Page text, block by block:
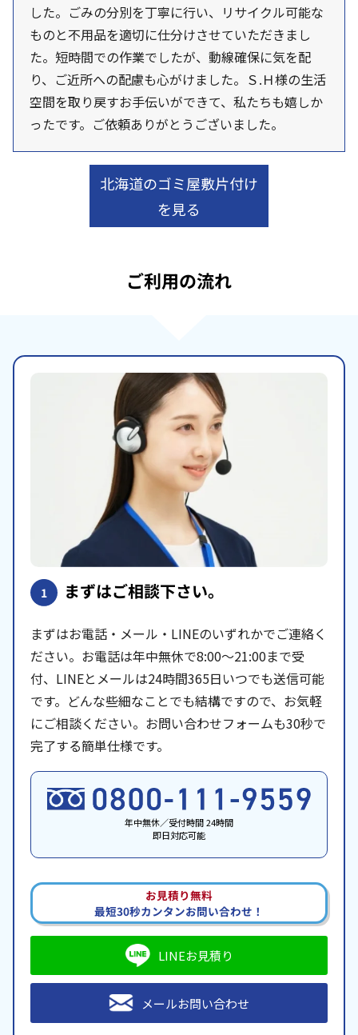
した。ごみの分別を丁寧に行い、リサイクル可能な
ものと不用品を適切に仕分けさせていただきまし
た。短時間での作業でしたが、動線確保に気を配
り、ご近所への配慮も心がけました。Ｓ.Ｈ様の生活
空間を取り戻すお手伝いができて、私たちも嬉しか
ったです。ご依頼ありがとうございました。
北海道のゴミ屋敷片付け
を見る
ご利用の流れ
1 まずはご相談下さい。
まずはお電話・メール・LINEのいずれかでご連絡く
ださい。お電話は年中無休で8:00〜21:00まで受
付、LINEとメールは24時間365日いつでも送信可能
です。どんな些細なことでも結構ですので、お気軽
にご相談ください。お問い合わせフォームも30秒で
完了する簡単仕様です。
年中無休／受付時間 24時間
即日対応可能
お見積り無料
最短30秒カンタンお問い合わせ！
LINEお見積り
メールお問い合わせ